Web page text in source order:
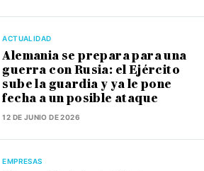
ACTUALIDAD
Alemania se prepara para una
guerra con Rusia: el Ejército
sube la guardia y ya le pone
fecha a un posible ataque
12 DE JUNIO DE 2026
EMPRESAS